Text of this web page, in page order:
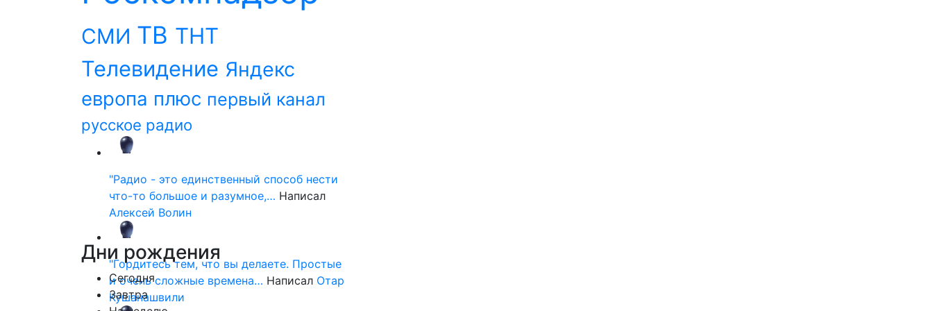
СМИ ТВ ТНТ
Телевидение Яндекс
европа плюс первый канал
русское радио
"Радио - это единственный способ нести
что-то большое и разумное,… Написал
Алексей Волин
"Гордитесь тем, что вы делаете. Простые
и очень сложные времена… Написал Отар
Кушанашвили
Дни рождения
Сегодня
Завтра